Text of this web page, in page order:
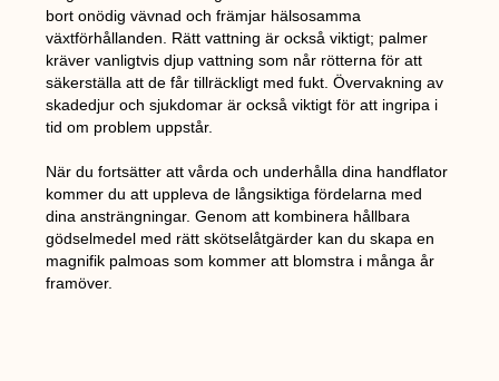
bort onödig vävnad och främjar hälsosamma
växtförhållanden. Rätt vattning är också viktigt; palmer
kräver vanligtvis djup vattning som når rötterna för att
säkerställa att de får tillräckligt med fukt. Övervakning av
skadedjur och sjukdomar är också viktigt för att ingripa i
tid om problem uppstår.
När du fortsätter att vårda och underhålla dina handflator
kommer du att uppleva de långsiktiga fördelarna med
dina ansträngningar. Genom att kombinera hållbara
gödselmedel med rätt skötselåtgärder kan du skapa en
magnifik palmoas som kommer att blomstra i många år
framöver.